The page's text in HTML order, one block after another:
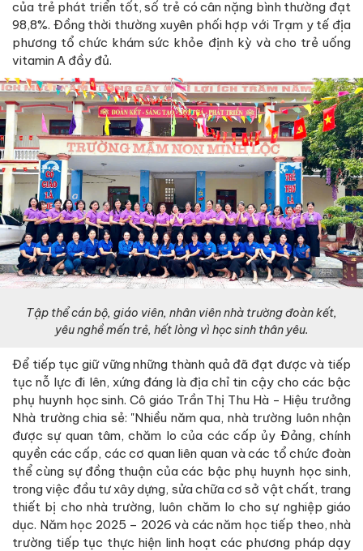
của trẻ phát triển tốt, số trẻ có cân nặng bình thường đạt
98,8%. Đồng thời thường xuyên phối hợp với Trạm y tế địa
phương tổ chức khám sức khỏe định kỳ và cho trẻ uống
vitamin A đầy đủ.
Tập thể cán bộ, giáo viên, nhân viên nhà trường đoàn kết,
yêu nghề mến trẻ, hết lòng vì học sinh thân yêu.
Để tiếp tục giữ vững những thành quả đã đạt được và tiếp
tục nỗ lực đi lên, xứng đáng là địa chỉ tin cậy cho các bậc
phụ huynh học sinh. Cô giáo Trần Thị Thu Hà - Hiệu trưởng
Nhà trường chia sẻ: "Nhiều năm qua, nhà trường luôn nhận
được sự quan tâm, chăm lo của các cấp ủy Đảng, chính
quyền các cấp, các cơ quan liên quan và các tổ chức đoàn
thể cùng sự đồng thuận của các bậc phụ huynh học sinh,
trong việc đầu tư xây dựng, sửa chữa cơ sở vật chất, trang
thiết bị cho nhà trường, luôn chăm lo cho sự nghiệp giáo
dục. Năm học 2025 – 2026 và các năm học tiếp theo, nhà
trường tiếp tục thực hiện linh hoạt các phương pháp dạy